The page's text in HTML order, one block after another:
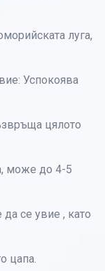
луга,
Успокоява
цялото
може до 4-5
се увие , като
цапа.